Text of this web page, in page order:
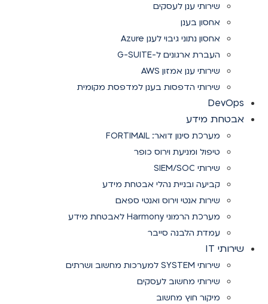
שירותי ענן לעסקים
אחסון בענן
אחסון נתוני גיבוי לענן Azure
העברת ארגונים ל-G-SUITE
שירותי ענן אמזון AWS
שירותי הדפסות בענן למדפסת מקומית
DevOps
אבטחת מידע
מערכת סינון דואר: FORTIMAIL
טיפול ומניעת וירוס כופר
שירותי SIEM/SOC
קביעה ובניית נהלי אבטחת מידע
שירות אנטי וירוס ואנטי ספאם
מערכת הרמוני Harmony לאבטחת מידע
עמדת הלבנה סייבר
שירותי IT
שירותי SYSTEM למערכות מחשוב ושרתים
שירותי מחשוב לעסקים
מיקור חוץ מחשוב